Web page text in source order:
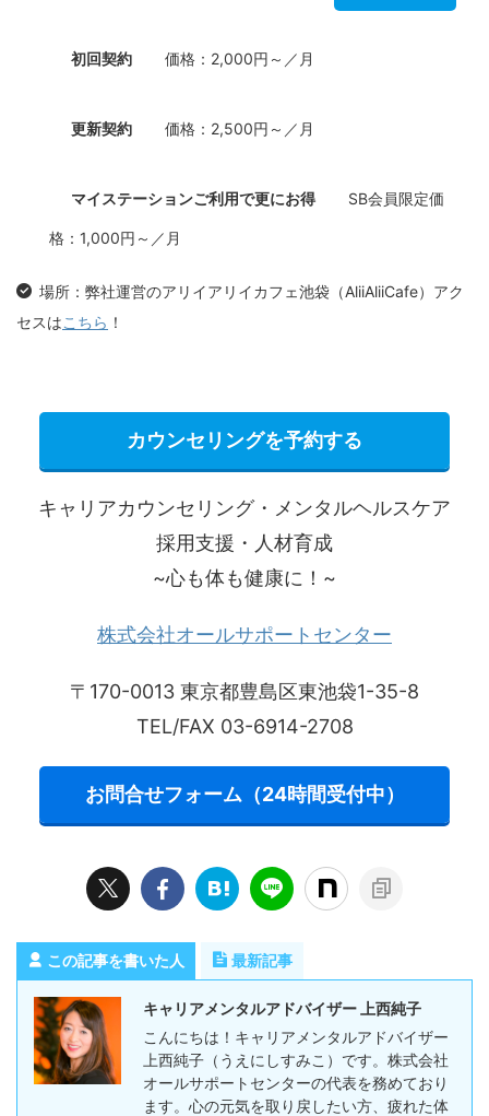
初回契約 価格：2,000円～／月
更新契約 価格：2,500円～／月
マイステーションご利用で更にお得 SB会員限定価
格：1,000円～／月
場所：弊社運営のアリイアリイカフェ池袋（AliiAliiCafe）アク
セスはこちら ！
カウンセリングを予約する
キャリアカウンセリング・メンタルヘルスケア
採用支援・人材育成
~心も体も健康に！~
株式会社オールサポートセンター
〒170-0013 東京都豊島区東池袋1-35-8
TEL/FAX 03-6914-2708
お問合せフォーム（24時間受付中）
この記事を書いた人 最新記事
キャリアメンタルアドバイザー 上西純子
こんにちは！キャリアメンタルアドバイザー
上西純子（うえにしすみこ）です。株式会社
オールサポートセンターの代表を務めており
ます。心の元気を取り戻したい方、疲れた体